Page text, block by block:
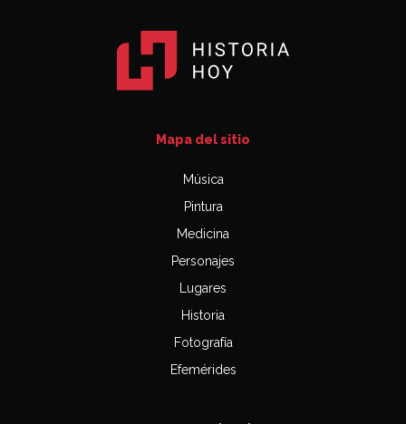
Mapa del sitio
Música
Pintura
Medicina
Personajes
Lugares
Historia
Fotografía
Efemérides